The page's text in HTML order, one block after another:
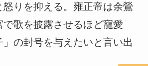
りを抑える。雍正帝は余鶯
で歌を披露させるほど寵愛
」の封号を与えたいと言い出